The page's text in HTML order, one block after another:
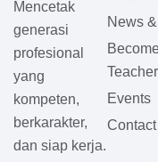
Mencetak
generasi
profesional
yang
kompeten,
berkarakter,
dan siap kerja.
News
Teacher
Events
Contact